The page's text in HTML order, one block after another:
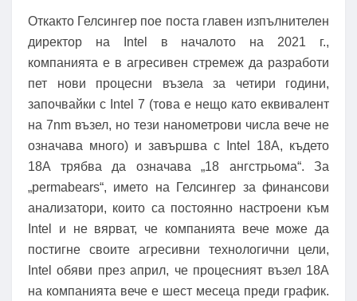
Откакто Гелсингер пое поста главен изпълнителен
директор на Intel в началото на 2021 г.,
компанията е в агресивен стремеж да разработи
пет нови процесни възела за четири години,
започвайки с Intel 7 (това е нещо като еквивалент
на 7nm възел, но тези нанометрови числа вече не
означава много) и завършва с Intel 18A, където
18A трябва да означава „18 ангстрьома“. За
„permabears“, името на Гелсингер за финансови
анализатори, които са постоянно настроени към
Intel и не вярват, че компанията вече може да
постигне своите агресивни технологични цели,
Intel обяви през април, че процесният възел 18A
на компанията вече е шест месеца преди график.